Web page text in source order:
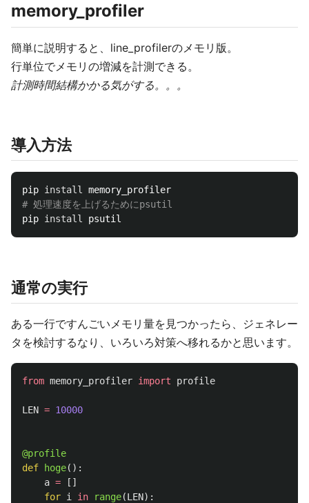
memory_profiler
簡単に説明すると、line_profilerのメモリ版。
行単位でメモリの増減を計測できる。
計測時間結構かかる気がする。。。
導入方法
pip install
# 処理速度を上げるためにpsutil
pip install
通常の実行
ある一行ですんごいメモリ量を見つかったら、ジェネレー
タを検討するなり、いろいろ対策へ移れるかと思います。
from memory_profiler import profile
LEN = 10000
@profile
def
hoge():
a =
[]
for i in range(LEN):